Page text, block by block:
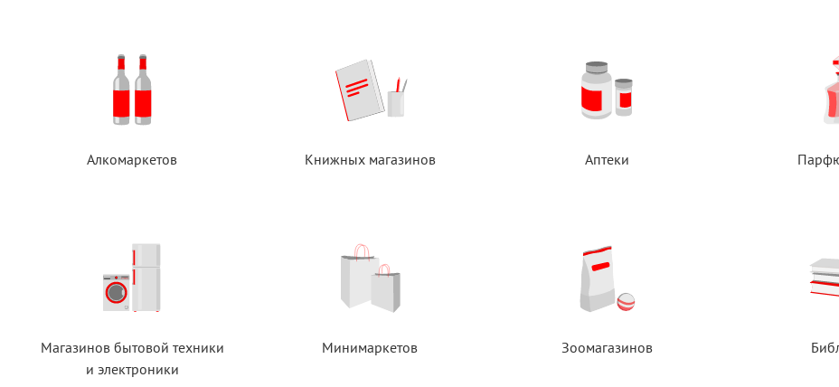
Алкомаркетов Книжных магазинов Аптеки
Магазинов бытовой техники
и электроники
Минимаркетов Зоомагазинов